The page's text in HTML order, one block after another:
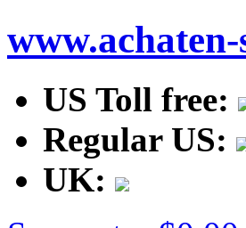
www.achaten-
US Toll free:
Regular US:
UK: